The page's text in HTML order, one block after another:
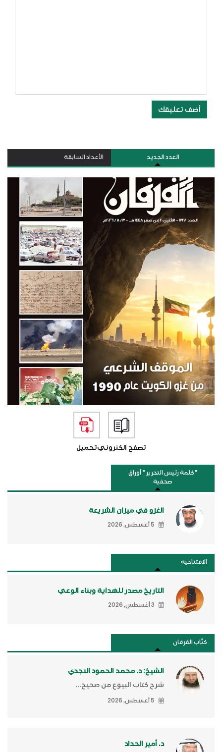
أضف تعليقك
العدد الجديد الأعداد السابقة
تصفح الكترونيتحميل
"كلمة رئيس التحرير " أوراق
صحفية
الغزو في ميزان الشريعة
5 أغسطس, 2026
الافتتاحية
التاريخ مصدر للهداية وبناء الوعي
3 أغسطس, 2026
كتَّاب الفرقان
الشيخ: د. محمد الحمود النجدي
شرح كتاب البيوع من صحيح...
5 أغسطس, 2026
د. أمير الحداد